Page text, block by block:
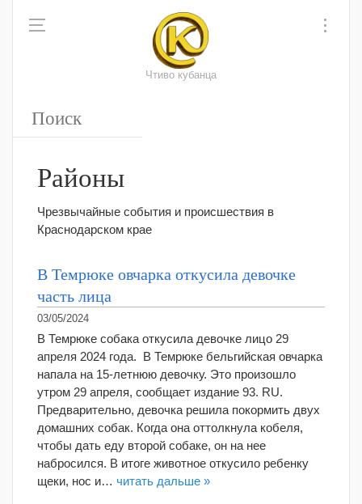
Чтиво кубанца
Районы
Чрезвычайные события и происшествия в
Краснодарском крае
В Темрюке овчарка откусила девочке
часть лица
03/05/2024
В Темрюке собака откусила девочке лицо 29
апреля 2024 года. В Темрюке бельгийская овчарка
напала на 15-летнюю девочку. Это произошло
утром 29 апреля, сообщает издание 93. RU.
Предварительно, девочка решила покормить двух
домашних собак. Когда она оттолкнула кобеля,
чтобы дать еду второй собаке, он на нее
набросился. В итоге животное откусило ребенку
щеки, нос и… читать дальше »